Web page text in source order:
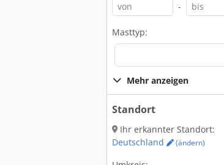
-
Masttyp:
Mehr anzeigen
Standort
Ihr erkannter Standort:
Deutschland
(ändern)